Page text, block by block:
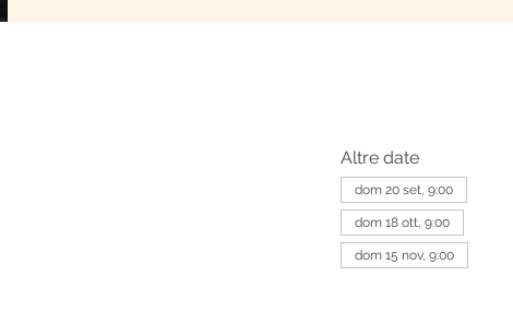
Altre date
dom 20 set, 9:00
dom 18 ott, 9:00
dom 15 nov, 9:00